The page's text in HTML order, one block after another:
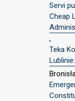
Servi
Cheap
,
Teka